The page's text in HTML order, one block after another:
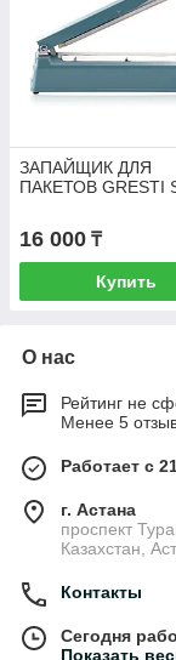
ЗАПАЙЩИК ДЛЯ
ПАКЕТОВ GRESTI
16 000 ₸
Купить
О нас
Рейтинг не
Менее 5
Работает с
г. Астана
проспект
Казахстан,
Контакты
Сегодня
Показать